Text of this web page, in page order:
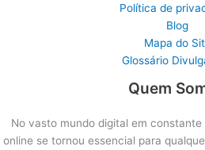
Política de
Blog
Mapa do
Glossário
Quem
No vasto mundo digital em
online se tornou essencial para